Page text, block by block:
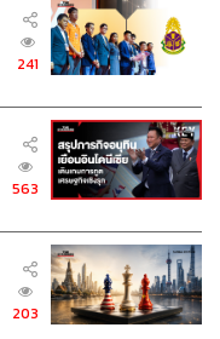
241
563
203